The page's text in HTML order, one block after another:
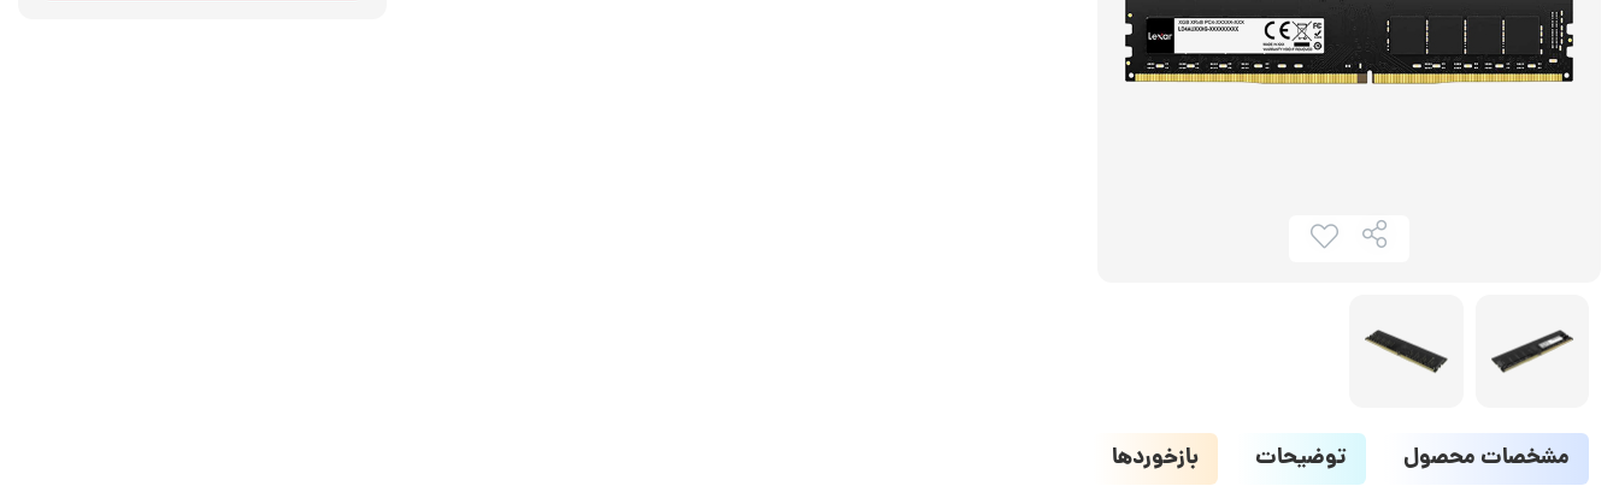
مشخصات محصول توضیحات بازخوردها